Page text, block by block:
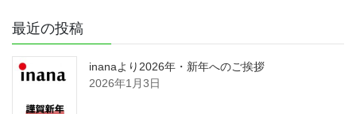
最近の投稿
inanaより2026年・新年へのご挨拶
2026年1月3日